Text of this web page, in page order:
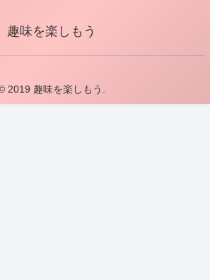
趣味を楽しもう
2019 趣味を楽しもう.